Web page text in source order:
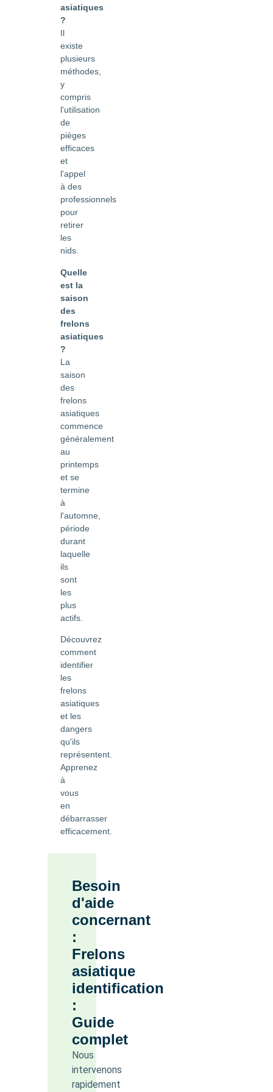
asiatiques
?
Il
existe
plusieurs
méthodes,
y
compris
l'utilisation
de
pièges
efficaces
et
l'appel
à des
professionnels
pour
retirer
les
nids.
Quelle
est la
saison
des
frelons
asiatiques
?
La
saison
des
frelons
asiatiques
commence
généralement
au
printemps
et se
termine
à
l'automne,
période
durant
laquelle
ils
sont
les
plus
actifs.
Découvrez
comment
identifier
les
frelons
asiatiques
et les
dangers
qu'ils
représentent.
Apprenez
à
vous
en
débarrasser
efficacement.
Besoin
d'aide
concernant
:
Frelons
asiatique
identification
:
Guide
complet
Nous
intervenons
rapidement